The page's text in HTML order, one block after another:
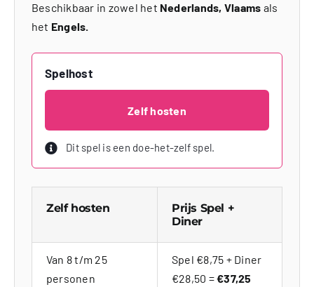
Beschikbaar in zowel het Nederlands, Vlaams als
het Engels.
Spelhost
Zelf hosten
Dit spel is een doe-het-zelf spel.
Zelf hosten
Prijs Spel +
Diner
Van 8 t/m 25
personen
Spel €8,75 + Diner
€28,50 =€37,25